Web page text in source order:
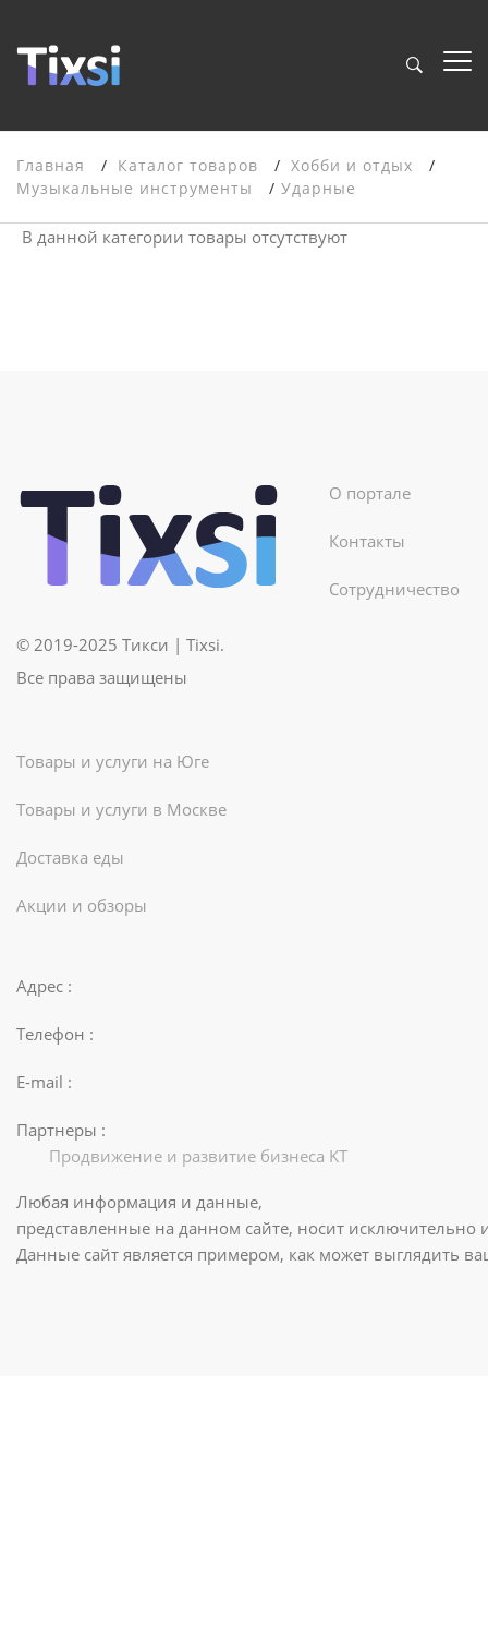
Главная Каталог товаров
Хобби и отдых
Музыкальные инструменты
Ударные
В данной категории товары отсутствуют
© 2019-2025 Тикси | Tixsi.
Все права защищены
О портале
Контакты
Сотрудничество
Товары и услуги на Юге
Товары и услуги в Москве
Доставка еды
Акции и обзоры
Адрес :
Телефон :
E-mail :
Партнеры :
Продвижение и развитие бизнеса KT
Любая информация и данные,
представленные на данном сайте, носит
Данные сайт является примером, как может выглядить